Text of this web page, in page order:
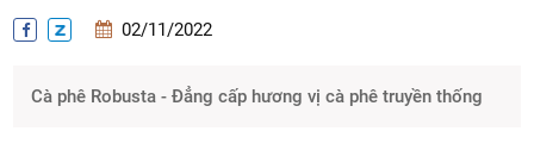
02/11/2022
Cà phê Robusta - Đẳng cấp hương vị cà phê truyền thống